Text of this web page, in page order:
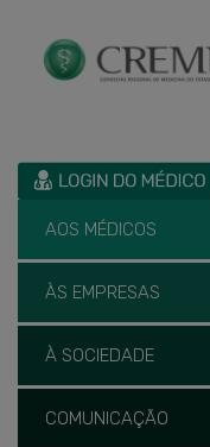
AOS MÉDICOS
ÀS EMPRESAS
À SOCIEDADE
COMUNICAÇÃO